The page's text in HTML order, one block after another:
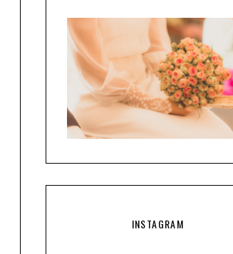
INSTAGRAM